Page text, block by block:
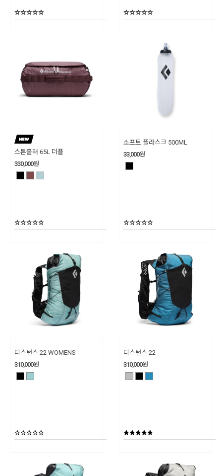
스톤홀러 65L 더플
330,000원
소프트 플라스크 500ML
33,000원
디스턴스 22 WOMENS
310,000원
디스턴스 22
310,000원